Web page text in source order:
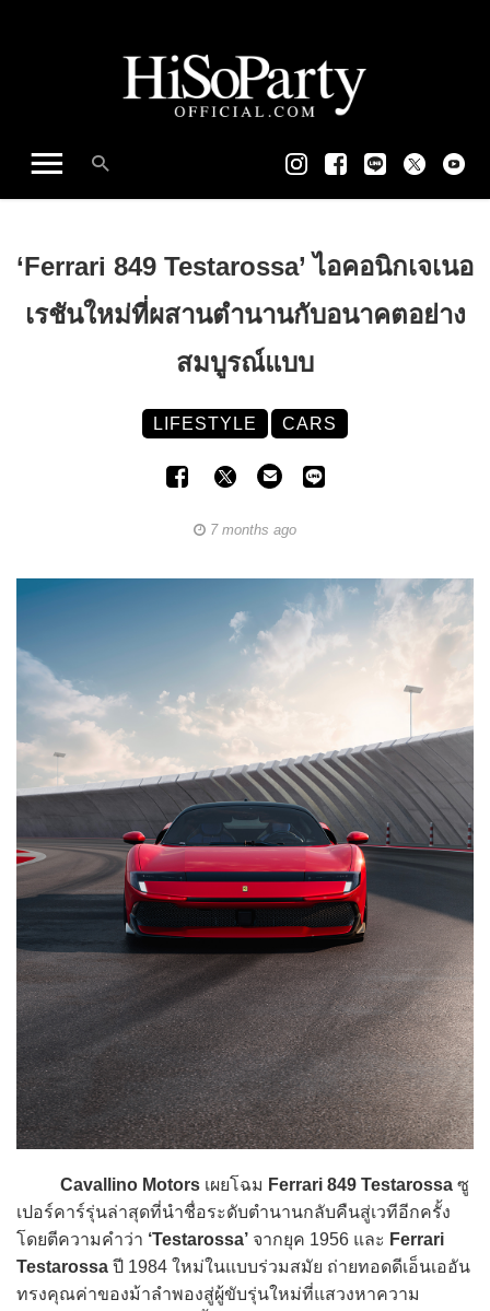
‘Ferrari 849 Testarossa’ ไอคอนิกเจเนอ
เรชันใหม่ที่ผสานตำนานกับอนาคตอย่าง
สมบูรณ์แบบ
LIFESTYLE CARS
7 months ago
Cavallino Motors เผยโฉม Ferrari 849 Testarossa ซู
เปอร์คาร์รุ่นล่าสุดที่นำชื่อระดับตำนานกลับคืนสู่เวทีอีกครั้ง
โดยตีความคำว่า ‘Testarossa’ จากยุค 1956 และ Ferrari
Testarossa ปี 1984 ใหม่ในแบบร่วมสมัย ถ่ายทอดดีเอ็นเออัน
ทรงคุณค่าของม้าลำพองสู่ผู้ขับรุ่นใหม่ที่แสวงหาความ